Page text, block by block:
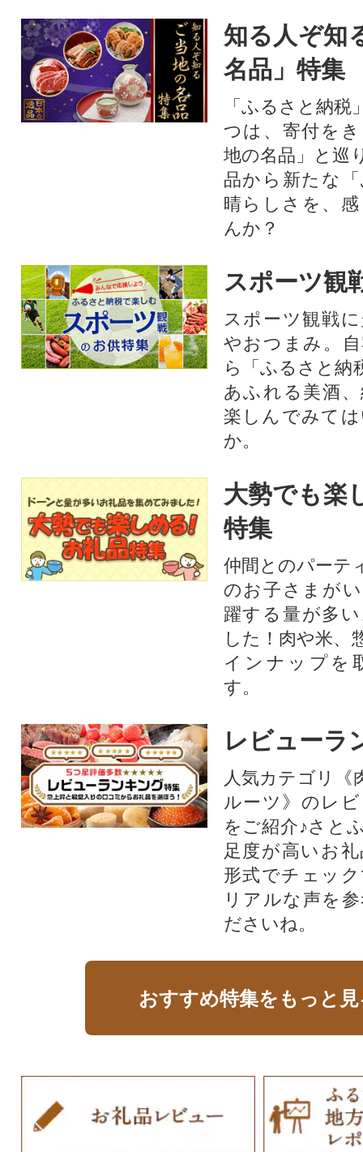
知る人ぞ知
名品」特集
「ふるさと納
つは、寄付を
地の名品」と巡
品から新たな
晴らしさを、
んか？
スポーツ観
スポーツ観戦
やおつまみ。
ら「ふるさと納
あふれる美酒
楽しんでみて
か。
大勢でも楽
特集
仲間とのパーテ
のお子さまが
躍する量が多
した！肉や米、
インナップを
す。
レビューラ
人気カテゴリ《
ルーツ》のレ
をご紹介♪さと
足度が高いお
形式でチェッ
リアルな声を
ださいね。
おすすめ特集をもっと